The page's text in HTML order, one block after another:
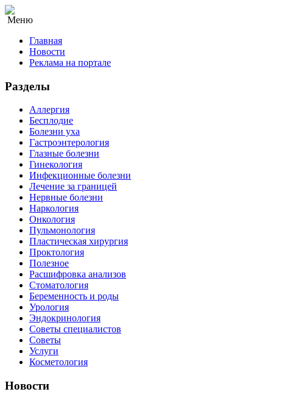
Меню
Главная
Новости
Реклама на портале
Разделы
Аллергия
Бесплодие
Болезни уха
Гастроэнтерология
Глазные болезни
Гинекология
Инфекционные болезни
Лечение за границей
Нервные болезни
Наркология
Онкология
Пульмонология
Пластическая хирургия
Проктология
Полезное
Расшифровка анализов
Стоматология
Беременность и роды
Урология
Эндокринология
Советы специалистов
Советы
Услуги
Косметология
Новости